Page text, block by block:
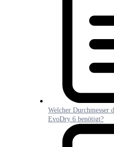
Welcher Durchmesser
EvoDry 6 benötigt?